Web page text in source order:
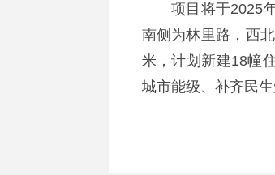
项目将于2025
南侧为林里路，西
米，计划新建18幢
城市能级、补齐民